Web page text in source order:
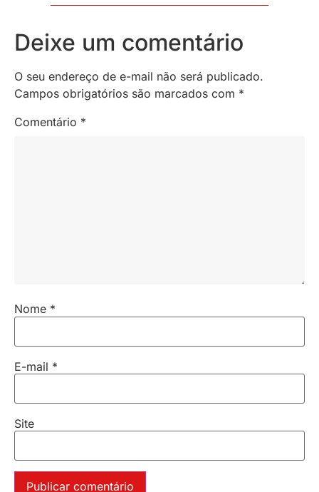
Deixe um comentário
O seu endereço de e-mail não será publicado.
Campos obrigatórios são marcados com *
Comentário *
Nome *
E-mail *
Site